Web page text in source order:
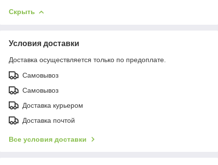
Скрыть
Условия доставки
Доставка осуществляется только по предоплате.
Самовывоз
Самовывоз
Доставка курьером
Доставка почтой
Все условия доставки